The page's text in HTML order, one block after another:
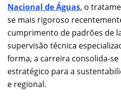
Nacional de Águas, o
se mais rigoroso
cumprimento de padrões de
supervisão técnica
forma, a carreira consolida-
estratégico para a
e regional.